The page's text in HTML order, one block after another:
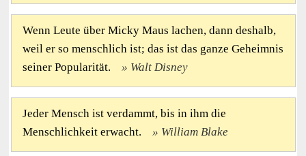
Wenn Leute über Micky Maus lachen, dann deshalb,
weil er so menschlich ist; das ist das ganze Geheimnis
seiner Popularität.
Walt Disney
Jeder Mensch ist verdammt, bis in ihm die
Menschlichkeit erwacht.
William Blake